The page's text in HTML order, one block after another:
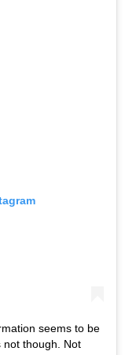
seems to be
not though. Not